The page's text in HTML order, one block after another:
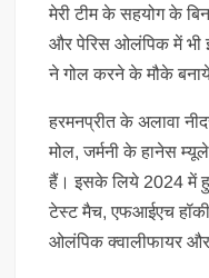
मेरी टीम के सहयोग के
और पेरिस ओलंपिक में भी
ने गोल करने के मौके
हरमनप्रीत के अलावा
मोल, जर्मनी के हानेस
हैं। इसके लिये 2024 में
टेस्ट मैच, एफआईएच
ओलंपिक क्वालीफायर